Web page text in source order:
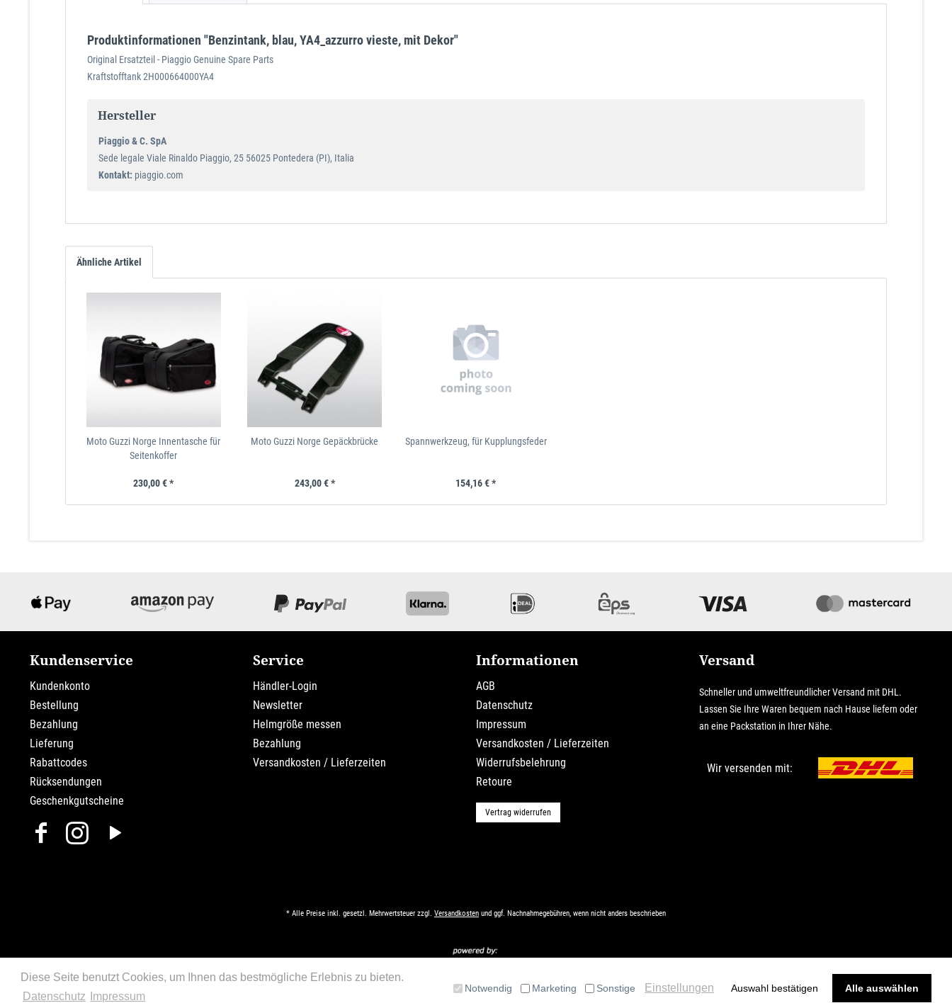
Diese Seite benutzt Cookies, um Ihnen das bestmögliche Erlebnis zu bieten.
Datenschutz
Impressum
Notwendig Marketing Sonstige Einstellungen Auswahl bestätigen Alle auswählen
Produktinformationen "Benzintank, blau, YA4_azzurro vieste, mit Dekor"
Original Ersatzteil - Piaggio Genuine Spare Parts
Kraftstofftank 2H000664000YA4
Hersteller
Piaggio & C. SpA
Sede legale Viale Rinaldo Piaggio, 25 56025 Pontedera (PI), Italia
Kontakt: piaggio.com
Ähnliche Artikel
Moto Guzzi Norge Innentasche für
Seitenkoffer
230,00 € *
Moto Guzzi Norge Gepäckbrücke
243,00 € *
Spannwerkzeug, für Kupplungsfeder
154,16 € *
Kundenservice
Kundenkonto
Bestellung
Bezahlung
Lieferung
Rabattcodes
Rücksendungen
Geschenkgutscheine
Service
Händler-Login
Newsletter
Helmgröße messen
Bezahlung
Versandkosten / Lieferzeiten
Informationen
AGB
Datenschutz
Impressum
Versandkosten / Lieferzeiten
Widerrufsbelehrung
Retoure
Vertrag widerrufen
Versand
Schneller und umweltfreundlicher Versand mit DHL.
Lassen Sie Ihre Waren bequem nach Hause liefern oder
an eine Packstation in Ihrer Nähe.
Wir versenden mit:
* Alle Preise inkl. gesetzl. Mehrwertsteuer zzgl. Versandkosten und ggf. Nachnahmegebühren, wenn nicht anders beschrieben